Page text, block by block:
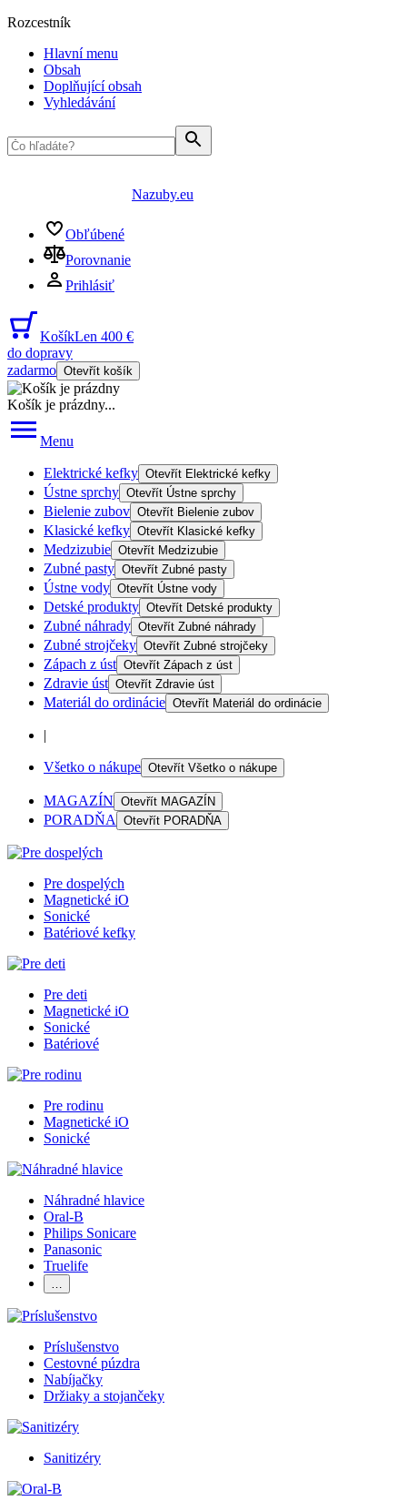
Rozcestník
Hlavní menu
Obsah
Doplňující obsah
Vyhledávání
Nazuby.eu
Obľúbené
Porovnanie
Prihlásiť
KošíkLen 400 €
do dopravy
zadarmo Otevřít košík
Košík je prázdny...
Menu
Elektrické kefky Otevřít Elektrické kefky
Ústne sprchy Otevřít Ústne sprchy
Bielenie zubov Otevřít Bielenie zubov
Klasické kefky Otevřít Klasické kefky
Medzizubie Otevřít Medzizubie
Zubné pasty Otevřít Zubné pasty
Ústne vody Otevřít Ústne vody
Detské produkty Otevřít Detské produkty
Zubné náhrady Otevřít Zubné náhrady
Zubné strojčeky Otevřít Zubné strojčeky
Zápach z úst Otevřít Zápach z úst
Zdravie úst Otevřít Zdravie úst
Materiál do ordinácie Otevřít Materiál do ordinácie
|
Všetko o nákupe Otevřít Všetko o nákupe
MAGAZÍN Otevřít MAGAZÍN
PORADŇA Otevřít PORADŇA
Pre dospelých
Magnetické iO
Sonické
Batériové kefky
Pre deti
Magnetické iO
Sonické
Batériové
Pre rodinu
Magnetické iO
Sonické
Náhradné hlavice
Oral-B
Philips Sonicare
Panasonic
Truelife
…
Príslušenstvo
Cestovné púzdra
Nabíjačky
Držiaky a stojančeky
Sanitizéry